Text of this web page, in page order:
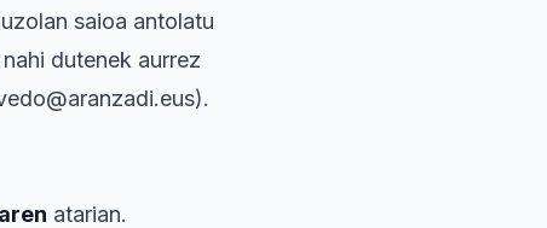
saioa antolatu
dutenek aurrez
atarian.